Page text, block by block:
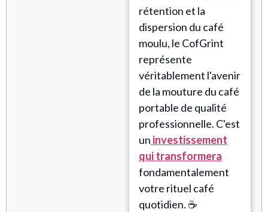
rétention et la
dispersion du café
moulu, le CofGrint
représente
véritablement l'avenir
de la mouture du café
portable de qualité
professionnelle. C'est
un investissement
qui transformera
fondamentalement
votre rituel café
quotidien. ☕